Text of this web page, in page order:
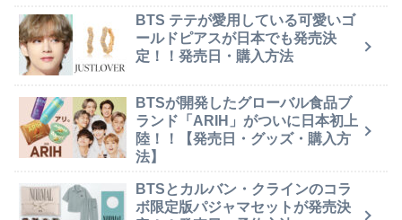
BTS テテが愛用している可愛いゴ
ールドピアスが日本でも発売決
定！！発売日・購入方法
BTSが開発したグローバル食品ブ
ランド「ARIH」がついに日本初上
陸！！【発売日・グッズ・購入方
法】
BTSとカルバン・クラインのコラ
ボ限定版パジャマセットが発売決